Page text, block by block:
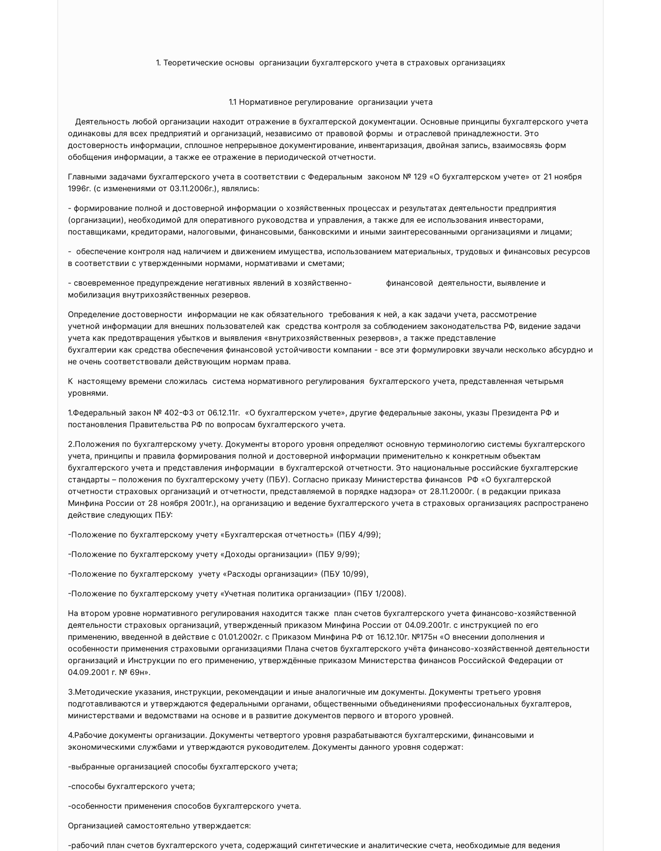
1. Теоретические основы организации бухгалтерского учета в страховых организациях
1.1 Нормативное регулирование организации учета
Деятельность любой организации находит отражение в бухгалтерской документации. Основные принципы бухгалтерского учета
одинаковы для всех предприятий и организаций, независимо от правовой формы и отраслевой принадлежности. Это
достоверность информации, сплошное непрерывное документирование, инвентаризация, двойная запись, взаимосвязь форм
обобщения информации, а также ее отражение в периодической отчетности.
Главными задачами бухгалтерского учета в соответствии с Федеральным законом № 129 «О бухгалтерском учете» от 21 ноября
1996г. (с изменениями от 03.11.2006г.), являлись:
- формирование полной и достоверной информации о хозяйственных процессах и результатах деятельности предприятия
(организации), необходимой для оперативного руководства и управления, а также для ее использования инвесторами,
поставщиками, кредиторами, налоговыми, финансовыми, банковскими и иными заинтересованными организациями и лицами;
- обеспечение контроля над наличием и движением имущества, использованием материальных, трудовых и финансовых ресурсов
в соответствии с утвержденными нормами, нормативами и сметами;
- своевременное предупреждение негативных явлений в хозяйственно- финансовой деятельности, выявление и
мобилизация внутрихозяйственных резервов.
Определение достоверности информации не как обязательного требования к ней, а как задачи учета, рассмотрение
учетной информации для внешних пользователей как средства контроля за соблюдением законодательства РФ, видение задачи
учета как предотвращения убытков и выявления «внутрихозяйственных резервов», а также представление
бухгалтерии как средства обеспечения финансовой устойчивости компании - все эти формулировки звучали несколько абсурдно и
не очень соответствовали действующим нормам права.
К настоящему времени сложилась система нормативного регулирования бухгалтерского учета, представленная четырьмя
уровнями.
1.Федеральный закон № 402-ФЗ от 06.12.11г. «О бухгалтерском учете», другие федеральные законы, указы Президента РФ и
постановления Правительства РФ по вопросам бухгалтерского учета.
2.Положения по бухгалтерскому учету. Документы второго уровня определяют основную терминологию системы бухгалтерского
учета, принципы и правила формирования полной и достоверной информации применительно к конкретным объектам
бухгалтерского учета и представления информации в бухгалтерской отчетности. Это национальные российские бухгалтерские
стандарты – положения по бухгалтерскому учету (ПБУ). Согласно приказу Министерства финансов РФ «О бухгалтерской
отчетности страховых организаций и отчетности, представляемой в порядке надзора» от 28.11.2000г. ( в редакции приказа
Минфина России от 28 ноября 2001г.), на организацию и ведение бухгалтерского учета в страховых организациях распространено
действие следующих ПБУ:
-Положение по бухгалтерскому учету «Бухгалтерская отчетность» (ПБУ 4/99);
-Положение по бухгалтерскому учету «Доходы организации» (ПБУ 9/99);
-Положение по бухгалтерскому учету «Расходы организации» (ПБУ 10/99),
-Положение по бухгалтерскому учету «Учетная политика организации» (ПБУ 1/2008).
На втором уровне нормативного регулирования находится также план счетов бухгалтерского учета финансово-хозяйственной
деятельности страховых организаций, утвержденный приказом Минфина России от 04.09.2001г. с инструкцией по его
применению, введенной в действие с 01.01.2002г. с Приказом Минфина РФ от 16.12.10г. №175н «О внесении дополнения и
особенности применения страховыми организациями Плана счетов бухгалтерского учёта финансово-хозяйственной деятельности
организаций и Инструкции по его применению, утверждённые приказом Министерства финансов Российской Федерации от
04.09.2001 г. № 69н».
3.Методические указания, инструкции, рекомендации и иные аналогичные им документы. Документы третьего уровня
подготавливаются и утверждаются федеральными органами, общественными объединениями профессиональных бухгалтеров,
министерствами и ведомствами на основе и в развитие документов первого и второго уровней.
4.Рабочие документы организации. Документы четвертого уровня разрабатываются бухгалтерскими, финансовыми и
экономическими службами и утверждаются руководителем. Документы данного уровня содержат:
-выбранные организацией способы бухгалтерского учета;
-способы бухгалтерского учета;
-особенности применения способов бухгалтерского учета.
Организацией самостоятельно утверждается:
-рабочий план счетов бухгалтерского учета, содержащий синтетические и аналитические счета, необходимые для ведения